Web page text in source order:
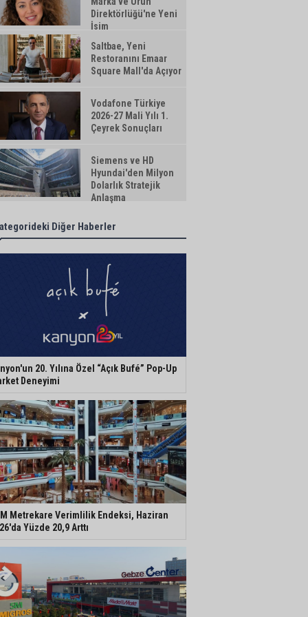
Direktörlüğü'ne Yeni
İsim
Saltbae, Yeni
Restoranını Emaar
Square Mall'da Açıyor
Vodafone Türkiye
2026-27 Mali Yılı 1.
Çeyrek Sonuçları
Siemens ve HD
Hyundai'den Milyon
Dolarlık Stratejik
Anlaşma
Diğer Haberler
20. Yılına Özel “Açık Bufé” Pop-Up
Deneyimi
Metrekare Verimlilik Endeksi, Haziran
Yüzde 20,9 Arttı